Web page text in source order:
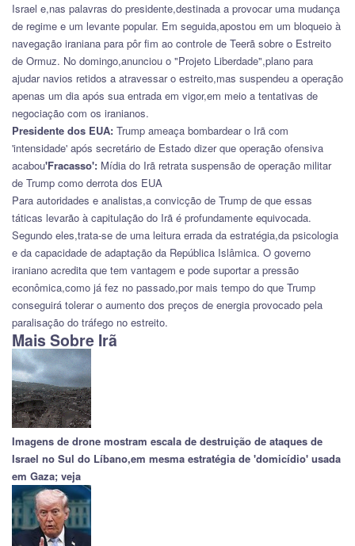
Israel e,nas palavras do presidente,destinada a provocar uma mudança
de regime e um levante popular. Em seguida,apostou em um bloqueio à
navegação iraniana para pôr fim ao controle de Teerã sobre o Estreito
de Ormuz. No domingo,anunciou o "Projeto Liberdade",plano para
ajudar navios retidos a atravessar o estreito,mas suspendeu a operação
apenas um dia após sua entrada em vigor,em meio a tentativas de
negociação com os iranianos.
Presidente dos EUA: Trump ameaça bombardear o Irã com
'intensidade' após secretário de Estado dizer que operação ofensiva
acabou'Fracasso': Mídia do Irã retrata suspensão de operação militar
de Trump como derrota dos EUA
Para autoridades e analistas,a convicção de Trump de que essas
táticas levarão à capitulação do Irã é profundamente equivocada.
Segundo eles,trata-se de uma leitura errada da estratégia,da psicologia
e da capacidade de adaptação da República Islâmica. O governo
iraniano acredita que tem vantagem e pode suportar a pressão
econômica,como já fez no passado,por mais tempo do que Trump
conseguirá tolerar o aumento dos preços de energia provocado pela
paralisação do tráfego no estreito.
Mais Sobre Irã
Imagens de drone mostram escala de destruição de ataques de
Israel no Sul do Líbano,em mesma estratégia de 'domicídio' usada
em Gaza; veja